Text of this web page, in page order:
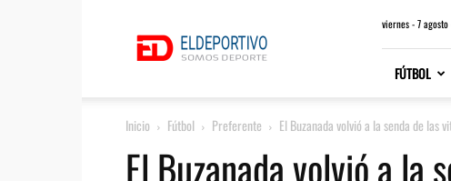
viernes - 7
FÚTBOL
Inicio Fútbol Preferente El Buzanada volvió a la senda de las
El Buzanada volvió a la